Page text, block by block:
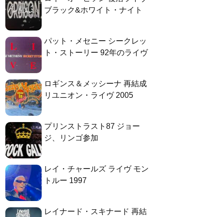
ブラック&ホワイト・ナイト
パット・メセニー シークレッ
ト・ストーリー 92年のライヴ
ロギンス＆メッシーナ 再結成
リユニオン・ライヴ 2005
プリンストラスト87 ジョー
ジ、リンゴ参加
レイ・チャールズ ライヴ モン
トルー 1997
レイナード・スキナード 再結